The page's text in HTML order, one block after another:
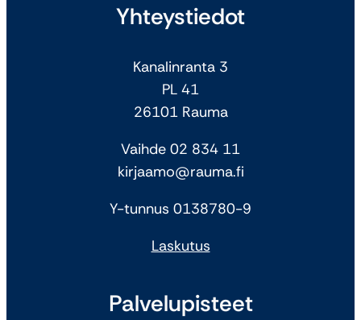
Yhteystiedot
Kanalinranta 3
PL 41
26101 Rauma
Vaihde 02 834 11
kirjaamo@rauma.fi
Y-tunnus 0138780-9
Laskutus
Palvelupisteet